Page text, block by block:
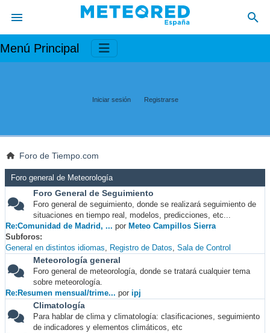
Menú Principal
Iniciar sesión Registrarse
Foro de Tiempo.com
Foro general de Meteorología
Foro General de Seguimiento
Foro general de seguimiento, donde se realizará seguimiento de
situaciones en tiempo real, modelos, predicciones, etc...
Re:Comunidad de Madrid, ... por Meteo Campillos Sierra
Subforos
General en distintos idiomas
Registro de Datos Sala de Control
Meteorología general
Foro general de meteorología, donde se tratará cualquier tema
sobre meteorología.
Re:Resumen mensual/trime... por ipj
Climatología
Para hablar de clima y climatología: clasificaciones, seguimiento
de indicadores y elementos climáticos, etc